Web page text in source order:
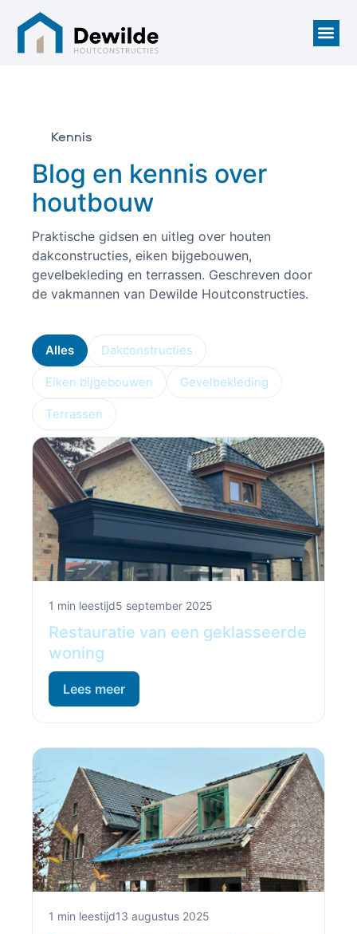
Kennis
Blog en kennis over
houtbouw
Praktische gidsen en uitleg over houten
dakconstructies, eiken bijgebouwen,
gevelbekleding en terrassen. Geschreven door
de vakmannen van Dewilde Houtconstructies.
Alles Dakconstructies
Eiken bijgebouwen Gevelbekleding
Terrassen
1 min leestijd5 september 2025
Restauratie van een geklasseerde
woning
Lees meer
1 min leestijd13 augustus 2025